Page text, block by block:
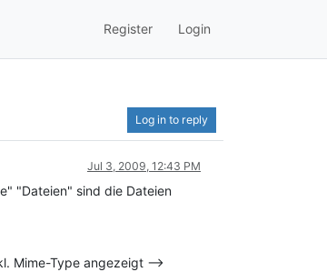
Register Login
Log in to reply
Jul 3, 2009, 12:43 PM
"Dateien" sind die Dateien
Mime-Type angezeigt -->